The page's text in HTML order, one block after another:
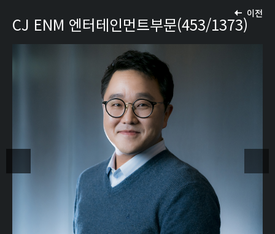
이전
CJ ENM 엔터테인먼트부문(453/1373)